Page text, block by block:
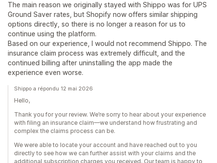
The main reason we originally stayed with Shippo was for UPS
Ground Saver rates, but Shopify now offers similar shipping
options directly, so there is no longer a reason for us to
continue using the platform.
Based on our experience, I would not recommend Shippo. The
insurance claim process was extremely difficult, and the
continued billing after uninstalling the app made the
experience even worse.
Shippo a répondu 12 mai 2026
Hello,
Thank you for your review. We’re sorry to hear about your experience
with filing an insurance claim—we understand how frustrating and
complex the claims process can be.
We were able to locate your account and have reached out to you
directly to see how we can further assist with your claims and the
additional subscription charges you received. Our team is happy to